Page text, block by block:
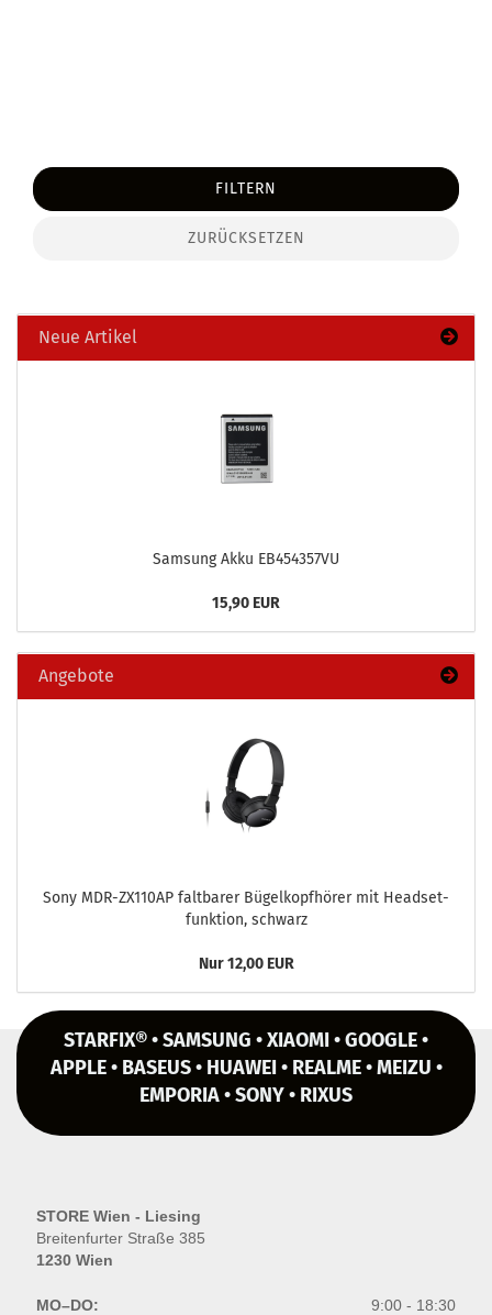
FILTERN
ZURÜCKSETZEN
Neue Artikel
Sam­sung Akku EB454357VU
15,90 EUR
Angebote
Sony MDR-​ZX110AP falt­ba­rer Bü­gel­kopf­hö­rer mit Head­set­
funk­ti­on, schwarz
Nur 12,00 EUR
STARFIX® • SAMSUNG • XIAOMI • GOOGLE •
APPLE • BASEUS • HUAWEI • REALME • MEIZU •
EMPORIA • SONY • RIXUS
STORE Wien - Liesing
Breitenfurter Straße 385
1230 Wien
MO–DO:
9:00 - 18:30